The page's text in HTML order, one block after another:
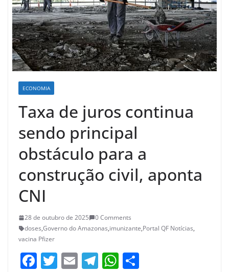
ECONOMIA
Taxa de juros continua
sendo principal
obstáculo para a
construção civil, aponta
CNI
28 de outubro de 2025
0 Comments
doses,Governo do Amazonas,imunizante,Portal QF Notícias,
vacina Pfizer
F T E T W